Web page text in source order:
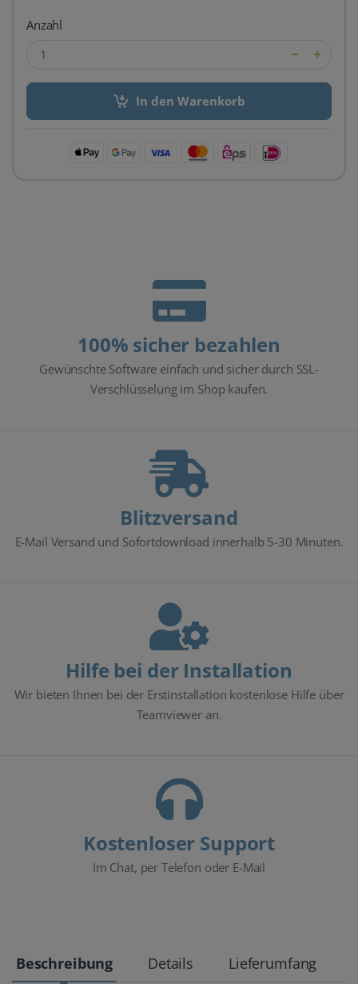
Anzahl
In den Warenkorb
100% sicher bezahlen
Gewünschte Software einfach und sicher durch SSL-
Verschlüsselung im Shop kaufen.
Blitzversand
E-Mail Versand und Sofortdownload innerhalb 5-30 Minuten.
Hilfe bei der Installation
Wir bieten Ihnen bei der Erstinstallation kostenlose Hilfe über
Teamviewer an.
Kostenloser Support
Im Chat, per Telefon oder E-Mail
Beschreibung Details Lieferumfang